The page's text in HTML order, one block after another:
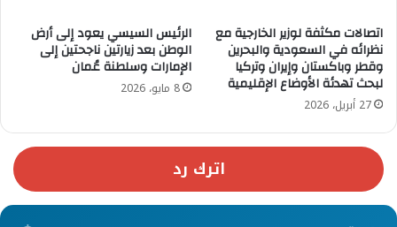
اتصالات مكثفة لوزير الخارجية مع
نظرائه في السعودية والبحرين
وقطر وباكستان وإيران وتركيا
لبحث تهدئة الأوضاع الإقليمية
27 أبريل، 2026
الرئيس السيسي يعود إلى أرض
الوطن بعد زيارتين ناجحتين إلى
الإمارات وسلطنة عُمان
8 مايو، 2026
اترك رد